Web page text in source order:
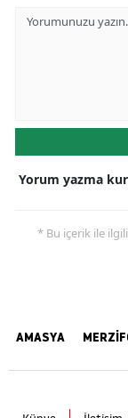
Yorum yazma
* Bu içerik ile
AMASYA